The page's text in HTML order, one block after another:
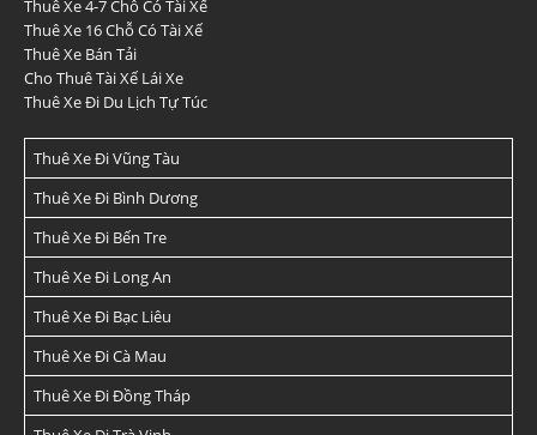
Thuê Xe 4-7 Chỗ Có Tài Xế
Thuê Xe 16 Chỗ Có Tài Xế
Thuê Xe Bán Tải
Cho Thuê Tài Xế Lái Xe
Thuê Xe Đi Du Lịch Tự Túc
Thuê Xe Đi Vũng Tàu
Thuê Xe Đi Bình Dương
Thuê Xe Đi Bến Tre
Thuê Xe Đi Long An
Thuê Xe Đi Bạc Liêu
Thuê Xe Đi Cà Mau
Thuê Xe Đi Đồng Tháp